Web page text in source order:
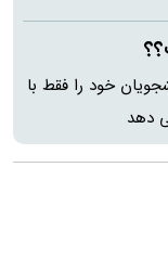
خود را فقط با
دهد